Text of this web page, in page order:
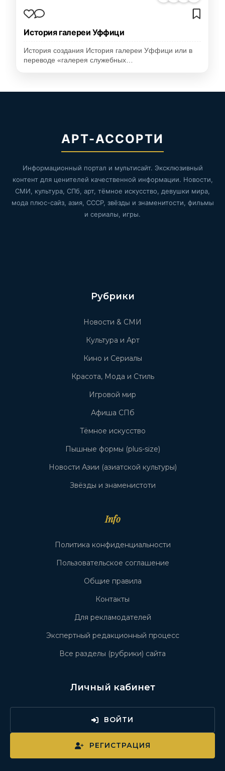
История галереи Уффици
История создания История галереи Уффици или в
переводе «галерея служебных…
АРТ-АССОРТИ
Информационный портал и мультисайт. Эксклюзивный
контент для ценителей качественной информации. Новости,
СМИ, культура, СПб, арт, тёмное искусство, девушки мира,
мода плюс-сайз, азия, СССР, звёзды и знаменитости, фильмы
и сериалы, игры.
Рубрики
Новости & СМИ
Культура и Арт
Кино и Сериалы
Красота, Мода и Стиль
Игровой мир
Афиша СПб
Тёмное искусство
Пышные формы (plus-size)
Новости Азии (азиатской культуры)
Звёзды и знаменистоти
Info
Политика конфиденциальности
Пользовательское соглашение
Общие правила
Контакты
Для рекламодателей
Экспертный редакционный процесс
Все разделы (рубрики) сайта
Личный кабинет
ВОЙТИ
РЕГИСТРАЦИЯ